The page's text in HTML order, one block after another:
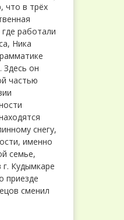
что в трёх
работали
Ника
Здесь он
частью
снегу,
именно
семье,
Кудымкаре
приезде
сменил